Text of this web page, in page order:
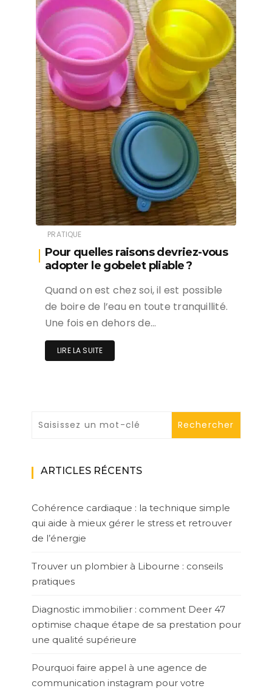
PRATIQUE
Pour quelles raisons devriez-vous
adopter le gobelet pliable ?
Quand on est chez soi, il est possible
de boire de l’eau en toute tranquillité.
Une fois en dehors de…
LIRE LA SUITE
ARTICLES RÉCENTS
Cohérence cardiaque : la technique simple
qui aide à mieux gérer le stress et retrouver
de l’énergie
Trouver un plombier à Libourne : conseils
pratiques
Diagnostic immobilier : comment Deer 47
optimise chaque étape de sa prestation pour
une qualité supérieure
Pourquoi faire appel à une agence de
communication instagram pour votre